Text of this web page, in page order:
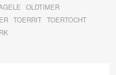
OLDTIMER
TOERRIT TOERTOCHT